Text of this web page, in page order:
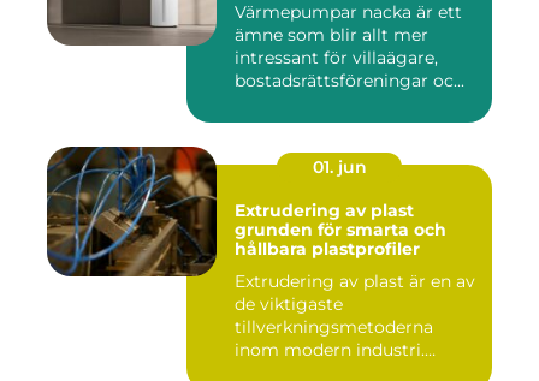
Värmepumpar nacka är ett
ämne som blir allt mer
intressant för villaägare,
bostadsrättsföreningar oc...
01. jun
Extrudering av plast
grunden för smarta och
hållbara plastprofiler
Extrudering av plast är en av
de viktigaste
tillverkningsmetoderna
inom modern industri.